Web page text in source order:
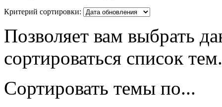
Критерий сортировки:
Позволяет вам выбрать
сортироваться список тем.
Сортировать темы по...